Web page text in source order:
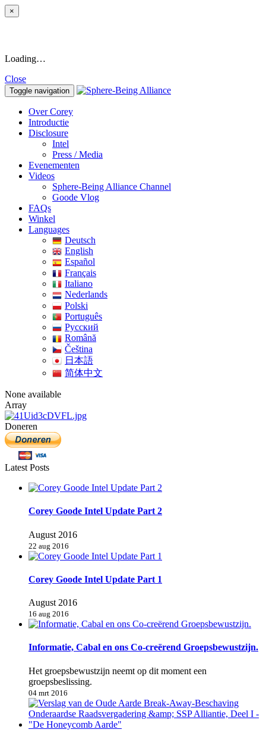
×
Loading…
Close
Toggle navigation
Over Corey
Introductie
Disclosure
Intel
Press / Media
Evenementen
Videos
Sphere-Being Alliance Channel
Goode Vlog
FAQs
Winkel
Languages
Deutsch
English
Español
Français
Italiano
Nederlands
Polski
Português
Pусский
Română
Čeština
日本語
简体中文
None available
Array
Doneren
Latest Posts
Corey Goode Intel Update Part 2
August 2016
22 aug 2016
Corey Goode Intel Update Part 1
August 2016
16 aug 2016
Informatie, Cabal en ons Co-creërend Groepsbewustzijn.
Het groepsbewustzijn neemt op dit moment een
groepsbeslissing.
04 mrt 2016